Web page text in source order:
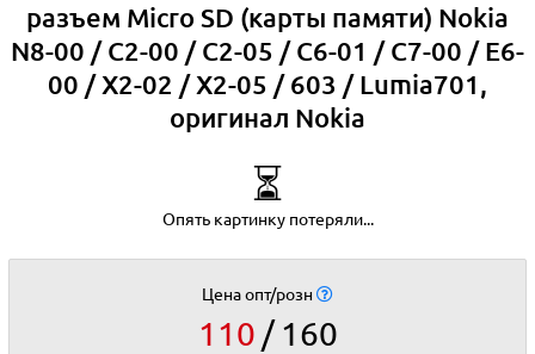
разъем Micro SD (карты памяти) Nokia
N8-00 / C2-00 / C2-05 / C6-01 / C7-00 / E6-
00 / X2-02 / X2-05 / 603 / Lumia701,
оригинал Nokia
⏳
Опять картинку потеряли...
Цена опт/розн
110 160